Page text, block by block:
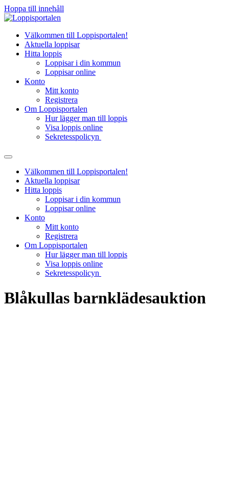
Hoppa till innehåll
Välkommen till Loppisportalen!
Aktuella loppisar
Hitta loppis
Loppisar i din kommun
Loppisar online
Konto
Mitt konto
Registrera
Om Loppisportalen
Hur lägger man till loppis
Visa loppis online
Sekretesspolicyn
Välkommen till Loppisportalen!
Aktuella loppisar
Hitta loppis
Loppisar i din kommun
Loppisar online
Konto
Mitt konto
Registrera
Om Loppisportalen
Hur lägger man till loppis
Visa loppis online
Sekretesspolicyn
Blåkullas barnklädesauktion